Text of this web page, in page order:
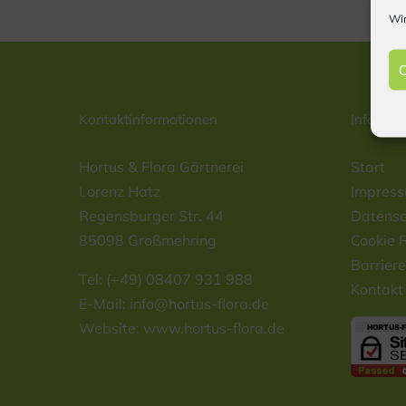
Kontaktinformationen
Hortus & Flora Gärtnerei
Lorenz Hatz
Regensburger Str. 44
85098 Großmehring
Tel: (+49) 08407 931 988
E-Mail: info@hortus-flora.de
Website: www.hortus-flora.de
Start
Cookie
Kontakt